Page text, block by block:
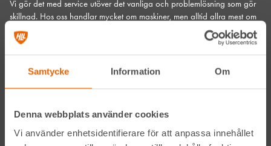
Samtycke Information Om
Denna webbplats använder cookies
Vi använder enhetsidentifierare för att anpassa innehållet
Vi gör det med service utöver det vanliga och problemlösning som gör
skillnad. Hos oss handlar mycket om maskiner, men alltid allra mest om
människor och relationer. Välkommen in till din närmsta depå!
Kontakta din närmaste depå
Prenumerera på vårt nyhetsbrev